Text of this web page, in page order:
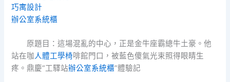
巧寓設計
辦公室系統櫃
原題目：這場混亂的中心，正是金牛座霸總牛土豪。他
站在咖人體工學椅啡館門口，被藍色傻氣光束照得眼睛生
疼。鼎慶“工驛站辦公室系統櫃”體驗記